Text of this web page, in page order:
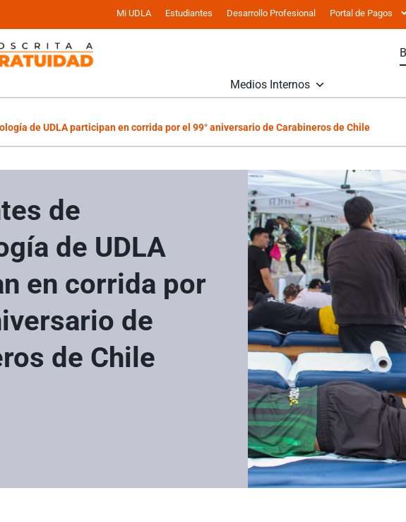
Mi UDLA Estudiantes Desarrollo Profesional Portal de Pagos
Medios Internos
de UDLA participan en corrida por el 99° aniversario de Carabineros de Chile
de
de UDLA
en corrida por
de
de Chile